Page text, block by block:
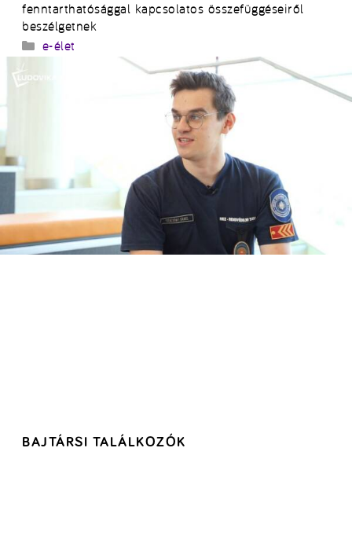
fenntarthatósággal kapcsolatos összefüggéseiről
beszélgetnek
Kategória
e-élet
BAJTÁRSI TALÁLKOZÓK